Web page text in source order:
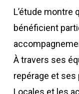
L’étude
bénéficient
À travers ses
repérage et
Locales et les